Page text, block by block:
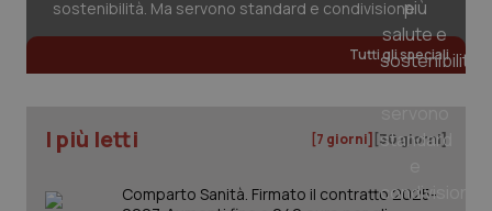
sostenibilità. Ma servono standard e condivisione
Tutti gli speciali
I più letti [7 giorni] [30 giorni]
Comparto Sanità. Firmato il contratto 2025-
tracking-enable
www.quotidianosanita.it
2
tracking-sites-ironfish-
www.quotidianosanita.it